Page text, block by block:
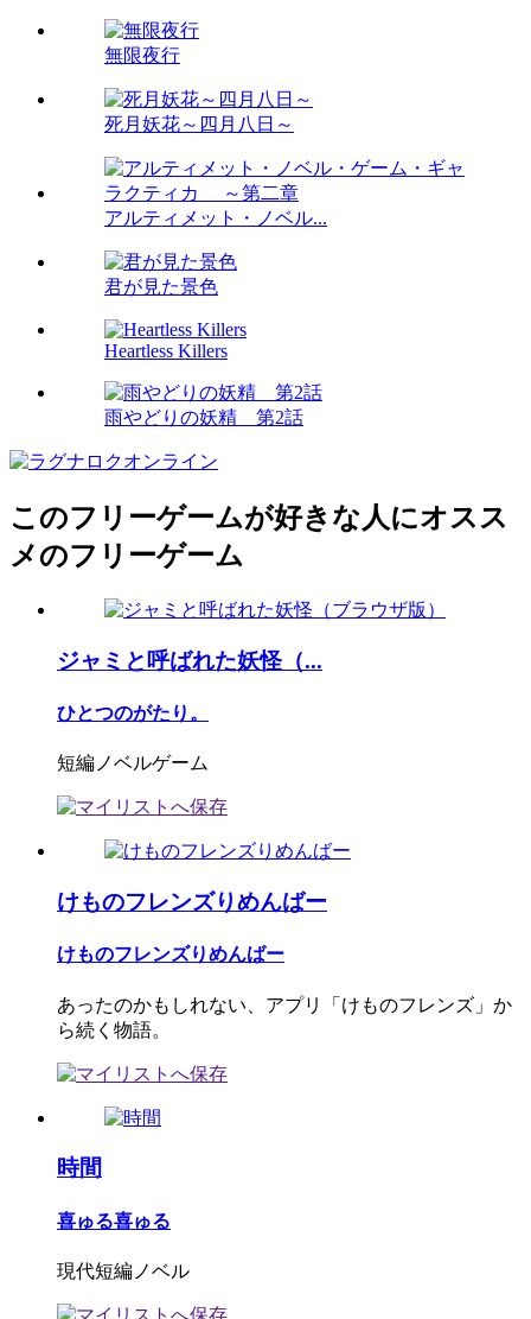
無限夜行
死月妖花～四月八日～
アルティメット・ノベル...
君が見た景色
Heartless Killers
雨やどりの妖精 第2話
このフリーゲームが好きな人にオスス
メのフリーゲーム
ジャミと呼ばれた妖怪（...
ひとつのがたり。
短編ノベルゲーム
けものフレンズりめんばー
けものフレンズりめんばー
あったのかもしれない、アプリ「けものフレンズ」か
ら続く物語。
時間
喜ゅる喜ゅる
現代短編ノベル